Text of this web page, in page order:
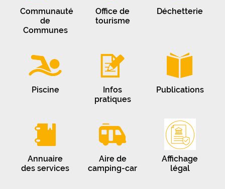
Communauté
de
Communes
Office de
tourisme
Déchetterie
Piscine
Infos
pratiques
Publications
Annuaire
des services
Aire de
camping-car
Affichage
légal